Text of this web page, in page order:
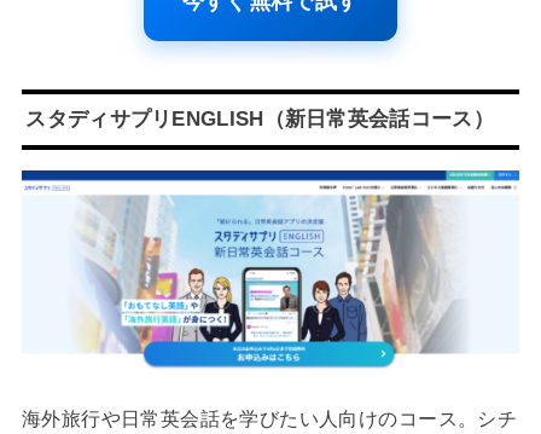
スタディサプリENGLISH（新日常英会話コース）
海外旅行や日常英会話を学びたい人向けのコース。シチ